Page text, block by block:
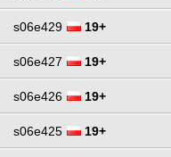
s06e429 19+
s06e427 19+
s06e426 19+
s06e425 19+